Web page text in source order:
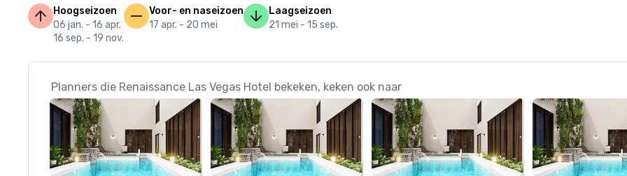
Hoogseizoen
06 jan. - 16 apr.
16 sep. - 19 nov.
Voor- en naseizoen
17 apr. - 20 mei
Laagseizoen
21 mei - 15 sep.
Planners die Renaissance Las Vegas Hotel bekeken, keken ook naar